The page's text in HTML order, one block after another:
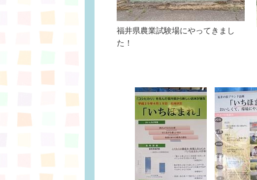
福井県農業試験場にやってきまし
た！